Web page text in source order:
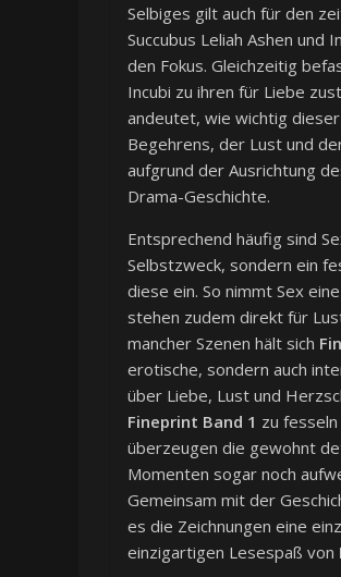
Selbiges gilt auch für den
Succubus Leliah Ashen
den Fokus. Gleichzeitig
Incubi zu ihren für Liebe
andeutet, wie wichtig
Begehrens, der Lust und
aufgrund der Ausrichtung
Drama-Geschichte.
Entsprechend häufig sind
Selbstzweck, sondern ein
diese ein. So nimmt Sex
stehen zudem direkt für
mancher Szenen hält sich
erotische, sondern auch
über Liebe, Lust und
Fineprint Band 1 zu
überzeugen die gewohnt
Momenten sogar noch
Gemeinsam mit der
es die Zeichnungen eine
einzigartigen Lesespaß von